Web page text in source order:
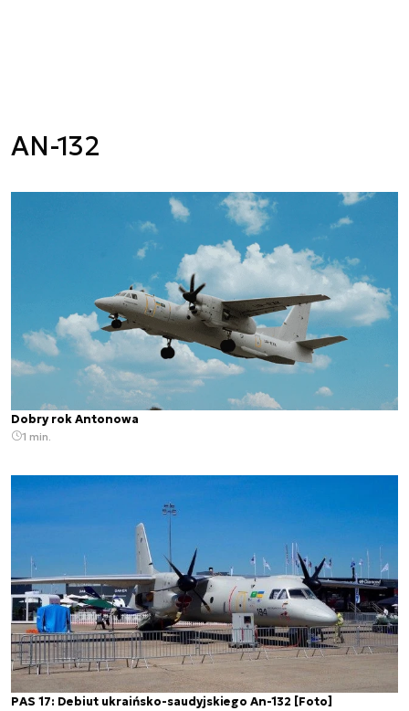
AN-132
Dobry rok Antonowa
1 min.
PAS 17: Debiut ukraińsko-saudyjskiego An-132 [Foto]